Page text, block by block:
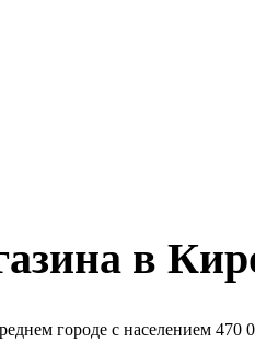
в
городе с населением